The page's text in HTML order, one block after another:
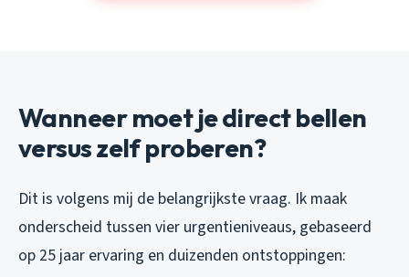
Wanneer moet je direct bellen
versus zelf proberen?
Dit is volgens mij de belangrijkste vraag. Ik maak
onderscheid tussen vier urgentieniveaus, gebaseerd
op 25 jaar ervaring en duizenden ontstoppingen: